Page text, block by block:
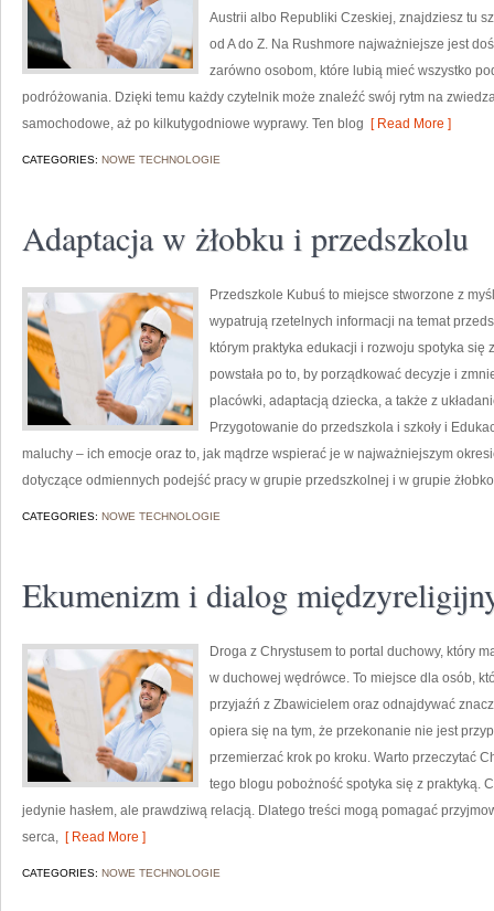
Austrii albo Republiki Czeskiej, znajdziesz tu
od A do Z. Na Rushmore najważniejsze jest
zarówno osobom, które lubią mieć wszystko
podróżowania. Dzięki temu każdy czytelnik może znaleźć swój rytm na
samochodowe, aż po kilkutygodniowe wyprawy. Ten blog [ Read More ]
CATEGORIES: NOWE TECHNOLOGIE
Adaptacja w żłobku i przedszkolu
Przedszkole Kubuś to miejsce stworzone z
wypatrują rzetelnych informacji na temat
którym praktyka edukacji i rozwoju spotyka
powstała po to, by porządkować decyzje i
placówki, adaptacją dziecka, a także z
Przygotowanie do przedszkola i szkoły i
maluchy – ich emocje oraz to, jak mądrze wspierać je w najważniejszym
dotyczące odmiennych podejść pracy w grupie przedszkolnej i w grupie
CATEGORIES: NOWE TECHNOLOGIE
Ekumenizm i dialog
Droga z Chrystusem to portal duchowy, który
w duchowej wędrówce. To miejsce dla osób,
przyjaźń z Zbawicielem oraz odnajdywać
opiera się na tym, że przekonanie nie jest
przemierzać krok po kroku. Warto przeczytać
tego blogu pobożność spotyka się z praktyką.
jedynie hasłem, ale prawdziwą relacją. Dlatego treści mogą pomagać
serca, [ Read More ]
CATEGORIES: NOWE TECHNOLOGIE